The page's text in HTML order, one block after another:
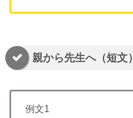
親から先生へ（短文）
例文1